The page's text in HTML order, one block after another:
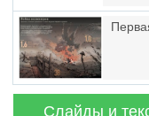
Слайды и